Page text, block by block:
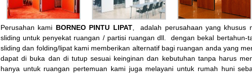
Perusahan kami BORNEO PINTU LIPAT, adalah perusahaan yang khusus
sliding untuk penyekat ruangan / partisi ruangan dll. dengan bekal
sliding dan folding/lipat kami memberikan alternatif bagi ruangan anda yang
dapat di buka dan di tutup sesuai keinginan dan kebutuhan tanpa harus
hanya untuk ruangan pertemuan kami juga melayani untuk rumah huni